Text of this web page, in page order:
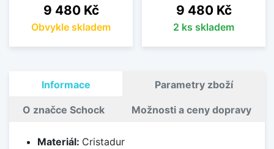
Cena
9 480 Kč
Obvykle skladem
Cena
9 480 Kč
2 ks skladem
Informace Parametry zboží
O značce Schock Možnosti a ceny dopravy
Materiál: Cristadur